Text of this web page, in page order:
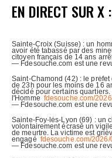
EN DIRECT SUR X :